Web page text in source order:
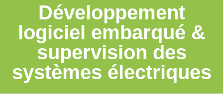
Développement
logiciel embarqué &
supervision des
systèmes électriques